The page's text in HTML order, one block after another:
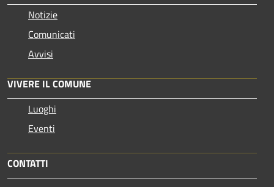
Notizie
Comunicati
Avvisi
VIVERE IL COMUNE
Luoghi
Eventi
CONTATTI